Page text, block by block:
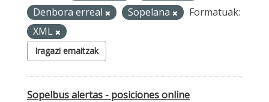
Denbora erreal
Sopelana
Formatuak:
XML
Iragazi emaitzak
Sopelbus alertas - posiciones online